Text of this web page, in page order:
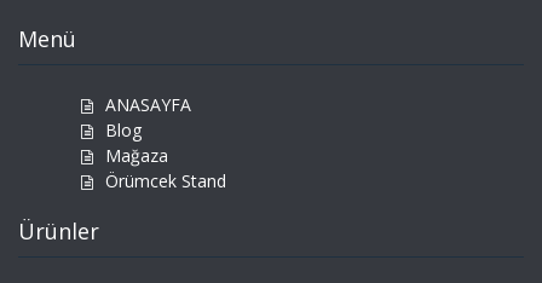
Menü
ANASAYFA
Blog
Mağaza
Örümcek Stand
Ürünler